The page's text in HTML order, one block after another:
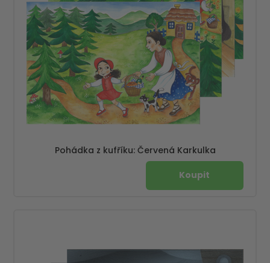
Pohádka z kufříku: Červená Karkulka